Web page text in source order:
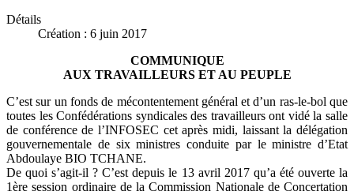
Détails
Création : 6 juin 2017
COMMUNIQUE
AUX TRAVAILLEURS ET AU PEUPLE
C’est sur un fonds de mécontentement général et d’un ras-le-bol que
toutes les Confédérations syndicales des travailleurs ont vidé la salle
de conférence de l’INFOSEC cet après midi, laissant la délégation
gouvernementale de six ministres conduite par le ministre d’Etat
Abdoulaye BIO TCHANE.
De quoi s’agit-il ? C’est depuis le 13 avril 2017 qu’a été ouverte la
1ère session ordinaire de la Commission Nationale de Concertation